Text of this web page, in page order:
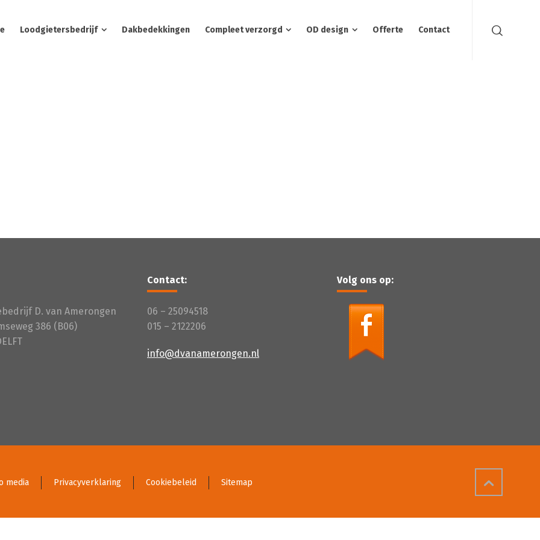
Loodgietersbedrijf Dakbedekkingen Compleet verzorgd OD design Offerte Contact
D. van Amerongen
386 (B06)
Contact:
06 – 25094518
015 – 2122206
info@dvanamerongen.nl
Volg ons op:
media Privacyverklaring Cookiebeleid Sitemap